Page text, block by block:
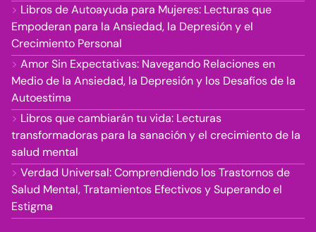
Libros de Autoayuda para Mujeres: Lecturas que
Empoderan para la Ansiedad, la Depresión y el
Crecimiento Personal
Amor Sin Expectativas: Navegando Relaciones en
Medio de la Ansiedad, la Depresión y los Desafíos de la
Autoestima
Libros que cambiarán tu vida: Lecturas
transformadoras para la sanación y el crecimiento de la
salud mental
Verdad Universal: Comprendiendo los Trastornos de
Salud Mental, Tratamientos Efectivos y Superando el
Estigma